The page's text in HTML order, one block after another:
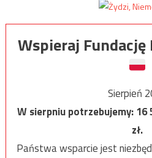
Wspieraj
Sierpień
W sierpniu potrzebujemy:16
zł.
Państwa wsparcie jest